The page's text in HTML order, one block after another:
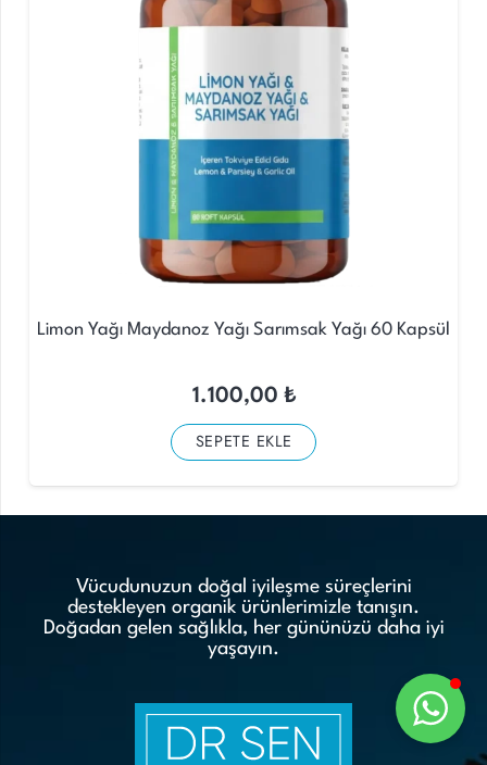
Limon Yağı Maydanoz Yağı Sarımsak Yağı 60 Kapsül
1.100,00₺
SEPETE EKLE
Vücudunuzun doğal iyileşme süreçlerini
destekleyen organik ürünlerimizle tanışın.
Doğadan gelen sağlıkla, her gününüzü daha iyi
yaşayın.